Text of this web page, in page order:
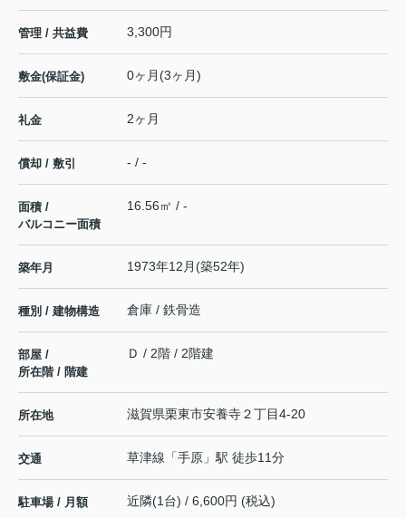
管理 / 共益費 3,300円
敷金(保証金) 0ヶ月(3ヶ月)
礼金 2ヶ月
償却 / 敷引 - / -
面積 /
バルコニー面積
16.56㎡ / -
築年月 1973年12月(築52年)
種別 / 建物構造 倉庫 / 鉄骨造
部屋 /
所在階 / 階建
Ｄ / 2階 / 2階建
所在地 滋賀県栗東市安養寺２丁目4-20
交通 草津線 「手原 」駅 徒歩11分
駐車場 / 月額 近隣(1台) / 6,600円 (税込)